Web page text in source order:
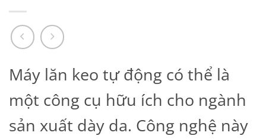
Máy lăn keo tự động có thể là
một công cụ hữu ích cho ngành
sản xuất dày da. Công nghệ này